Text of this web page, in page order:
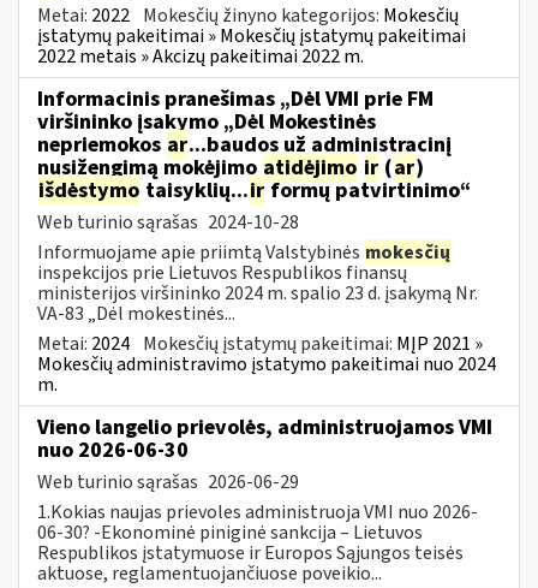
Metai: 2022 Mokesčių žinyno kategorijos: Mokesčių
įstatymų pakeitimai » Mokesčių įstatymų pakeitimai
2022 metais » Akcizų pakeitimai 2022 m.
Informacinis pranešimas „Dėl VMI prie FM
viršininko įsakymo „Dėl Mokestinės
nepriemokos ar...baudos už administracinį
nusižengimą mokėjimo atidėjimo ir (ar)
išdėstymo taisyklių...irformų patvirtinimo“
Web turinio sąrašas 2024-10-28
Informuojame apie priimtą Valstybinės mokesčių
inspekcijos prie Lietuvos Respublikos finansų
ministerijos viršininko 2024 m. spalio 23 d. įsakymą Nr.
VA-83 „Dėl mokestinės...
Metai: 2024 Mokesčių įstatymų pakeitimai: MĮP 2021 »
Mokesčių administravimo įstatymo pakeitimai nuo 2024
m.
Vieno langelio prievolės, administruojamos VMI
nuo 2026-06-30
Web turinio sąrašas 2026-06-29
1.Kokias naujas prievoles administruoja VMI nuo 2026-
06-30? -Ekonominė piniginė sankcija – Lietuvos
Respublikos įstatymuose ir Europos Sąjungos teisės
aktuose, reglamentuojančiuose poveikio...